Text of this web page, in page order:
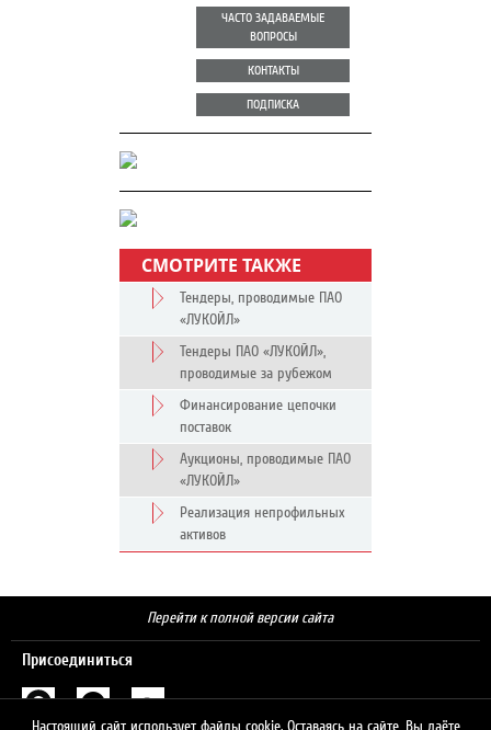
ЧАСТО ЗАДАВАЕМЫЕ
ВОПРОСЫ
КОНТАКТЫ
ПОДПИСКА
СМОТРИТЕ ТАКЖЕ
Тендеры, проводимые ПАО
«ЛУКОЙЛ»
Тендеры ПАО «ЛУКОЙЛ»,
проводимые за рубежом
Финансирование цепочки
поставок
Аукционы, проводимые ПАО
«ЛУКОЙЛ»
Реализация непрофильных
активов
Перейти к полной версии сайта
Присоединиться